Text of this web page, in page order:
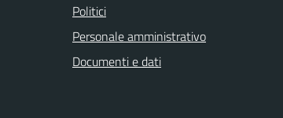
Politici
Personale amministrativo
Documenti e dati